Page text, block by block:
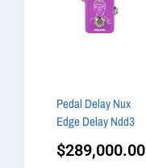
Pedal Delay Nux
Edge Delay Ndd3
$289,000.00